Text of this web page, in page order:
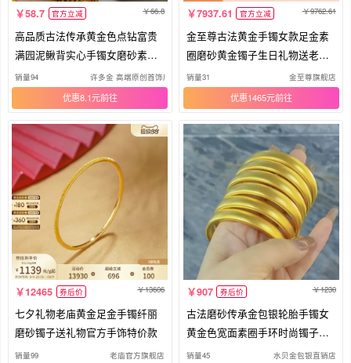
58.7 官方立减 66.8
高品质古法传承黄金色点钻富贵
满园泥鳅背实心手镯女磨砂素圈
手环
销量94 许多金 高端原创首饰店
优惠8.1元
7937.61 官方立减 9762.61
金至尊古法黄金手镯女款足金素
圈磨砂黄金镯子生日礼物送老婆
女友
销量31 金至尊旗舰店
优惠1465元
12465 券后价 13606
七夕礼物老庙黄金足金手镯纤丽
磨砂镯子送礼物官方手饰特价款
销量99 老庙官方旗舰店
907 券后价 1230
古法磨砂传承金包银轮胎手镯女
黄金色宽面素圈手环时尚镯子礼
物
销量45 水贝金包银直销店